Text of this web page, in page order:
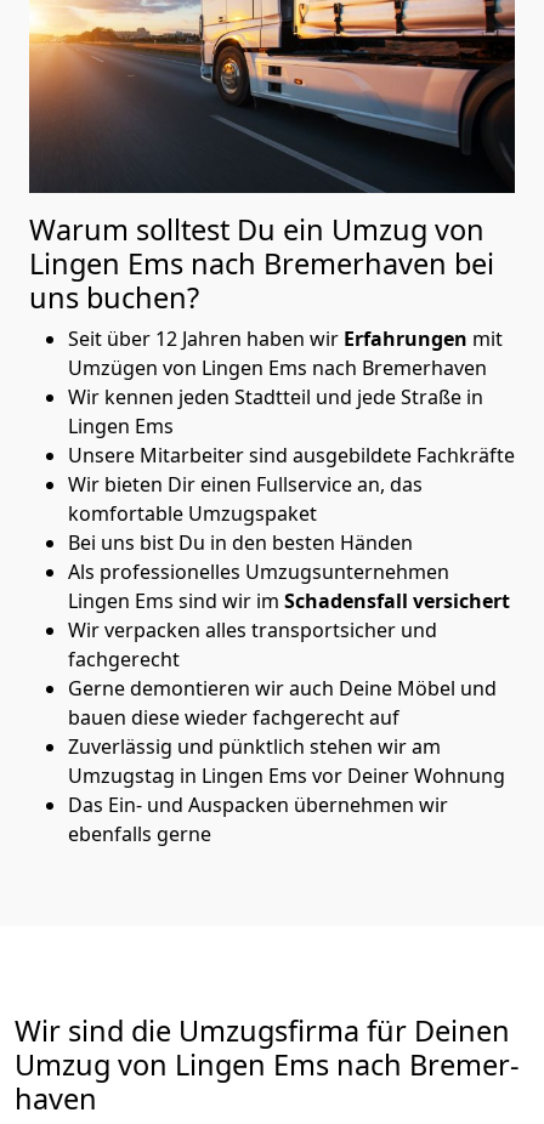
Warum solltest Du ein Umzug von
Lingen Ems nach Bremer­haven bei
uns buchen?
Seit über 12 Jahren haben wir Erfahrungen mit
Umzügen von Lingen Ems nach Bremer­haven
Wir kennen jeden Stadtteil und jede Straße in
Lingen Ems
Unsere Mitarbeiter sind ausgebildete Fachkräfte
Wir bieten Dir einen Fullservice an, das
komfortable Umzugspaket
Bei uns bist Du in den besten Händen
Als professionelles Umzugsunternehmen
Lingen Ems sind wir im Schadensfall versichert
Wir verpacken alles transportsicher und
fachgerecht
Gerne demontieren wir auch Deine Möbel und
bauen diese wieder fachgerecht auf
Zuverlässig und pünktlich stehen wir am
Umzugstag in Lingen Ems vor Deiner Wohnung
Das Ein- und Auspacken übernehmen wir
ebenfalls gerne
Wir sind die Umzugsfirma für Deinen
Umzug von Lingen Ems nach Bremer­
haven